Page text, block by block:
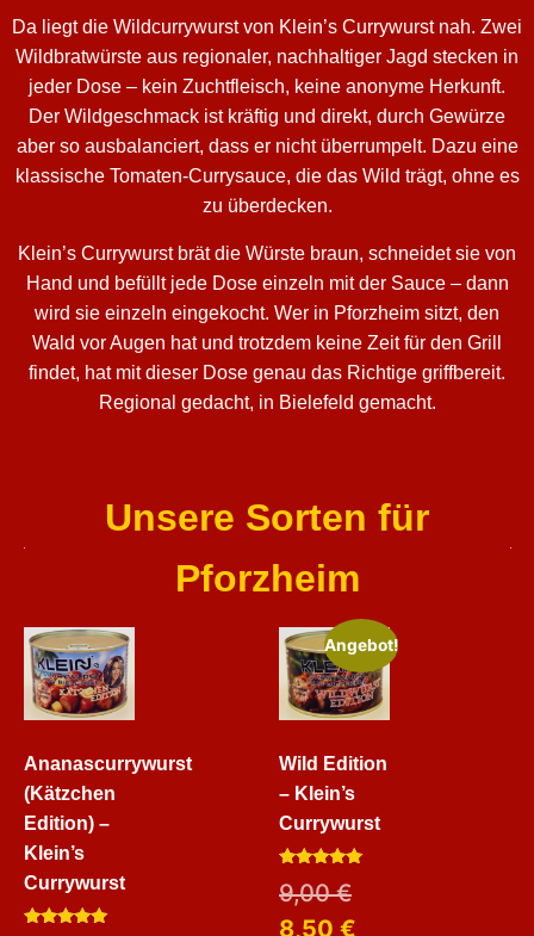
Da liegt die Wildcurrywurst von Klein’s Currywurst nah. Zwei
Wildbratwürste aus regionaler, nachhaltiger Jagd stecken in
jeder Dose – kein Zuchtfleisch, keine anonyme Herkunft.
Der Wildgeschmack ist kräftig und direkt, durch Gewürze
aber so ausbalanciert, dass er nicht überrumpelt. Dazu eine
klassische Tomaten-Currysauce, die das Wild trägt, ohne es
zu überdecken.
Klein’s Currywurst brät die Würste braun, schneidet sie von
Hand und befüllt jede Dose einzeln mit der Sauce – dann
wird sie einzeln eingekocht. Wer in Pforzheim sitzt, den
Wald vor Augen hat und trotzdem keine Zeit für den Grill
findet, hat mit dieser Dose genau das Richtige griffbereit.
Regional gedacht, in Bielefeld gemacht.
Unsere Sorten für
Pforzheim
Ananascurrywurst
(Kätzchen
Edition) –
Klein’s
Currywurst
Angebot!
Wild Edition
– Klein’s
Currywurst
mit
5.00
von 5
9,00€
8,50 €